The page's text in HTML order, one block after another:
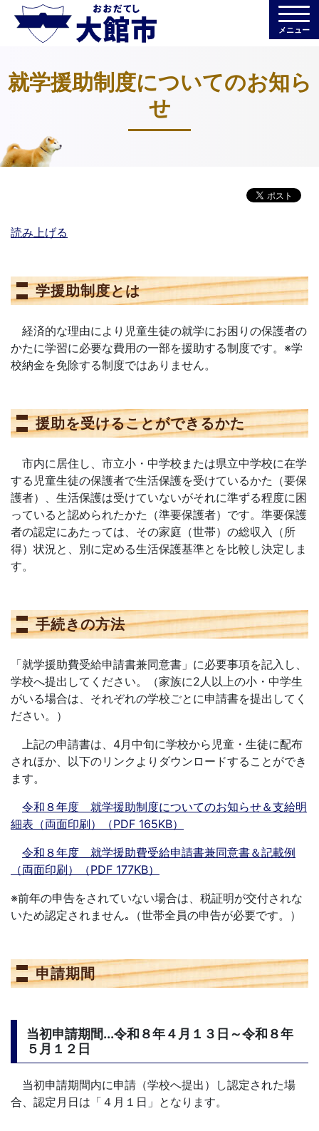
メニュー
就学援助制度についてのお知ら
せ
読み上げる
学援助制度とは
経済的な理由により児童生徒の就学にお困りの保護者の
かたに学習に必要な費用の一部を援助する制度です。※学
校納金を免除する制度ではありません。
援助を受けることができるかた
市内に居住し、市立小・中学校または県立中学校に在学
する児童生徒の保護者で生活保護を受けているかた（要保
護者）、生活保護は受けていないがそれに準ずる程度に困
っていると認められたかた（準要保護者）です。準要保護
者の認定にあたっては、その家庭（世帯）の総収入（所
得）状況と、別に定める生活保護基準とを比較し決定しま
す。
手続きの方法
「就学援助費受給申請書兼同意書」に必要事項を記入し、
学校へ提出してください。（家族に2人以上の小・中学生
がいる場合は、それぞれの学校ごとに申請書を提出してく
ださい。）
上記の申請書は、4月中旬に学校から児童・生徒に配布
されほか、以下のリンクよりダウンロードすることができ
ます。
令和８年度 就学援助制度についてのお知らせ＆支給明
細表（両面印刷）（PDF 165KB）
令和８年度 就学援助費受給申請書兼同意書＆記載例
（両面印刷）（PDF 177KB）
※前年の申告をされていない場合は、税証明が交付されな
いため認定されません｡（世帯全員の申告が必要です。）
申請期間
当初申請期間...令和８年４月１３日～令和８年
５月１２日
当初申請期間内に申請（学校へ提出）し認定された場
合、認定月日は「４月１日」となります。